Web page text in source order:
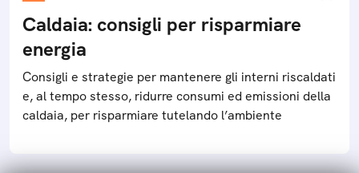
Caldaia: consigli per risparmiare
energia
Consigli e strategie per mantenere gli interni riscaldati
e, al tempo stesso, ridurre consumi ed emissioni della
caldaia, per risparmiare tutelando l’ambiente